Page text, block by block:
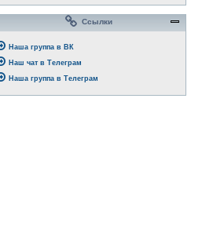
Ссылки
Наша группа в ВК
Наш чат в Телеграм
Наша группа в Телеграм